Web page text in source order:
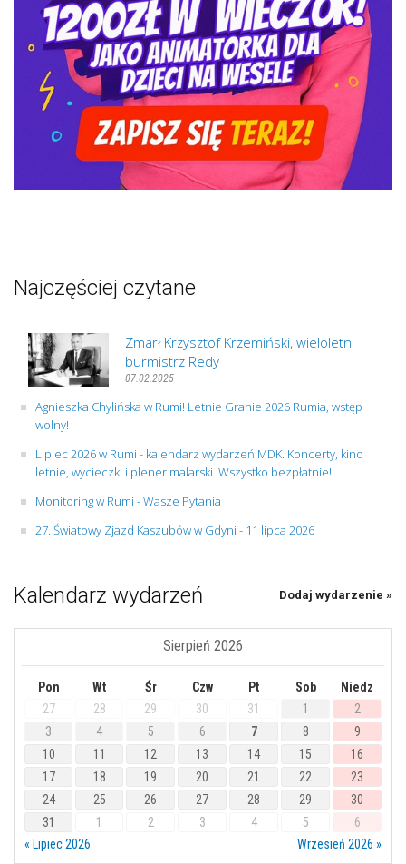
Najczęściej czytane
Zmarł Krzysztof Krzemiński, wieloletni
burmistrz Redy
07.02.2025
Agnieszka Chylińska w Rumi! Letnie Granie 2026 Rumia, wstęp
wolny!
Lipiec 2026 w Rumi - kalendarz wydarzeń MDK. Koncerty, kino
letnie, wycieczki i plener malarski. Wszystko bezpłatnie!
Monitoring w Rumi - Wasze Pytania
27. Światowy Zjazd Kaszubów w Gdyni - 11 lipca 2026
Kalendarz wydarzeń Dodaj wydarzenie »
Sierpień 2026
Pon Wt Śr Czw Pt Sob
Niedz
27
28 29 30 31 1
2
3
4 5 6 7 8
9
10
11 12 13 14 15
16
17
18 19 20 21 22
23
24
25 26 27 28 29
30
31
1 2 3 4 5
6
« Lipiec 2026
Wrzesień 2026 »